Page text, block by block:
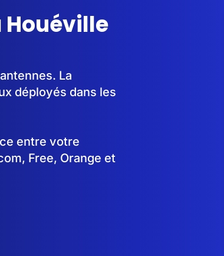
Houéville
La
déployés dans les
entre votre
Free, Orange et